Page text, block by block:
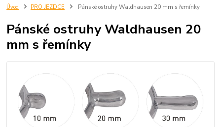
Úvod PRO JEZDCE Pánské ostruhy Waldhausen 20 mm s řemínky
Pánské ostruhy Waldhausen 20
mm s řemínky